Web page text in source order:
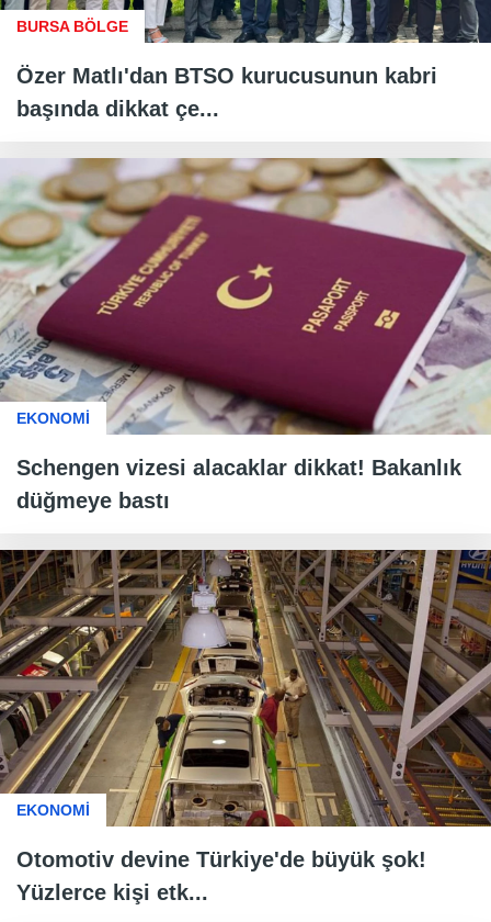
BURSA BÖLGE
Özer Matlı'dan BTSO kurucusunun kabri
başında dikkat çe...
EKONOMİ
Schengen vizesi alacaklar dikkat! Bakanlık
düğmeye bastı
EKONOMİ
Otomotiv devine Türkiye'de büyük şok!
Yüzlerce kişi etk...